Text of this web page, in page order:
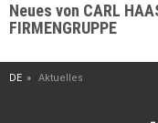
Neues von CARL
FIRMENGRUPPE
DE Aktuelles